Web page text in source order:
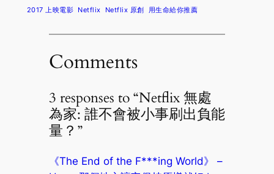
2017 上映電影 Netflix Netflix 原創 用生命給你推薦
Comments
3 responses to “Netflix 無處
為家: 誰不會被小事刷出負能
量？”
《The End of the F***ing World》 –